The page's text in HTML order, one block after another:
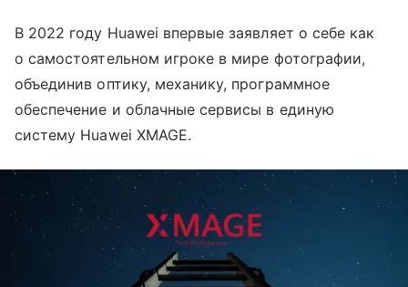
В 2022 году Huawei впервые заявляет о себе как
о самостоятельном игроке в мире фотографии,
объединив оптику, механику, программное
обеспечение и облачные сервисы в единую
систему Huawei XMAGE.